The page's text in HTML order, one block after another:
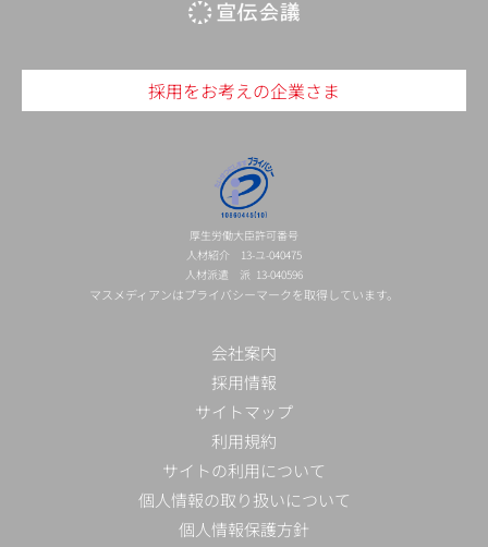
採用をお考えの企業さま
厚生労働大臣許可番号
人材紹介 13-ユ-040475
人材派遣 派 13-040596
マスメディアンはプライバシーマークを取得しています。
会社案内
採用情報
サイトマップ
利用規約
サイトの利用について
個人情報の取り扱いについて
個人情報保護方針